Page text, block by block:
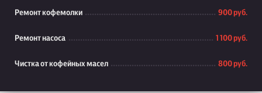
Ремонт кофемолки 900 руб.
Ремонт насоса 1 100 руб.
Чистка от кофейных масел 800 руб.